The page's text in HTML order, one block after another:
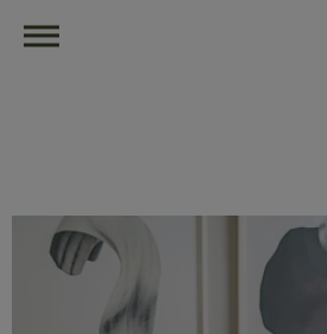
ÜBERBLICK
ÜBER UNS
UNSER LEITZEICHEN
HÄNDLER